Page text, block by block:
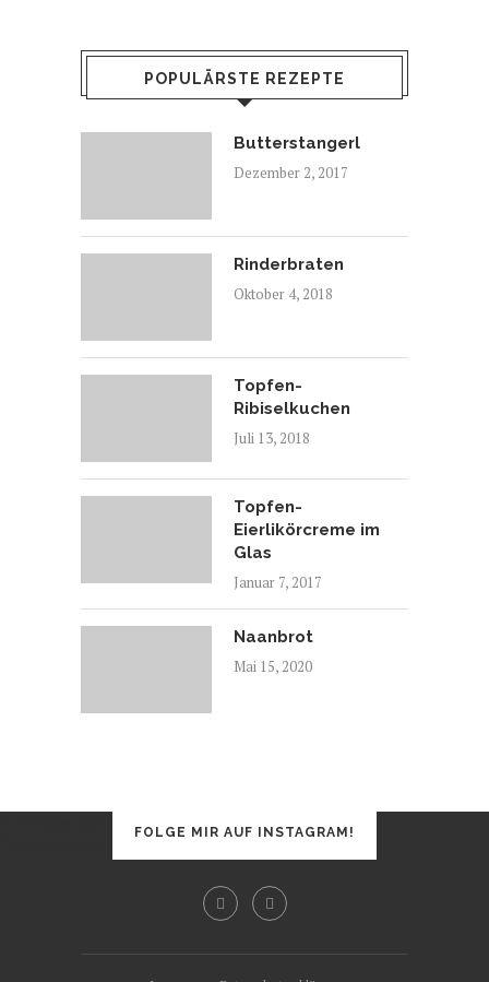
POPULÄRSTE REZEPTE
Butterstangerl
Dezember 2, 2017
Rinderbraten
Oktober 4, 2018
Topfen-
Ribiselkuchen
Juli 13, 2018
Topfen-
Eierlikörcreme im
Glas
Januar 7, 2017
Naanbrot
Mai 15, 2020
FOLGE MIR AUF INSTAGRAM!
Try some other hashtag or username